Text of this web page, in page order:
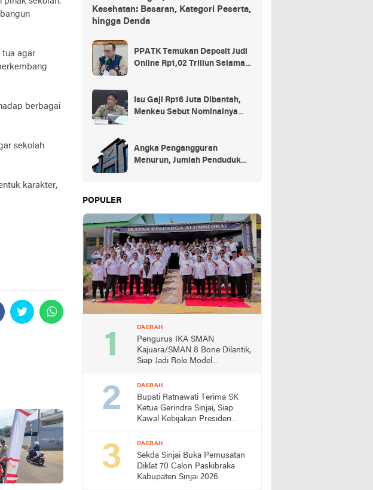
tua agar
berbagai
sekolah
karakter,
Kesehatan: Besaran, Kategori Peserta,
hingga Denda
PPATK Temukan Deposit Judi
Online Rp1,02 Triliun Selama
Isu Gaji Rp16 Juta Dibantah,
Menkeu Sebut Nominalnya
Angka Pengangguran
Menurun, Jumlah Penduduk
POPULER
DAERAH
Pengurus IKA SMAN
Kajuara/SMAN 8 Bone Dilantik,
Siap Jadi Role Model
DAERAH
Bupati Ratnawati Terima SK
Ketua Gerindra Sinjai, Siap
Kawal Kebijakan Presiden
DAERAH
Sekda Sinjai Buka Pemusatan
Diklat 70 Calon Paskibraka
Kabupaten Sinjai 2026